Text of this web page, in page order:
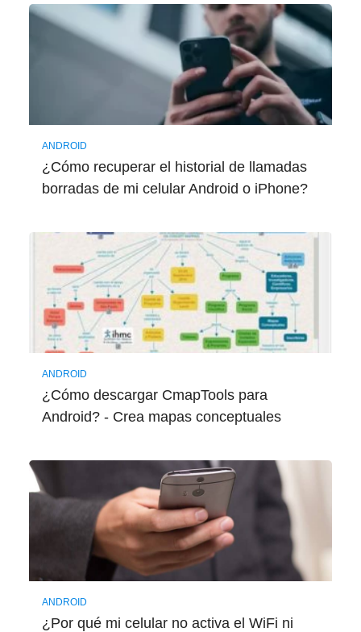
ANDROID
¿Cómo recuperar el historial de llamadas
borradas de mi celular Android o iPhone?
ANDROID
¿Cómo descargar CmapTools para
Android? - Crea mapas conceptuales
ANDROID
¿Por qué mi celular no activa el WiFi ni